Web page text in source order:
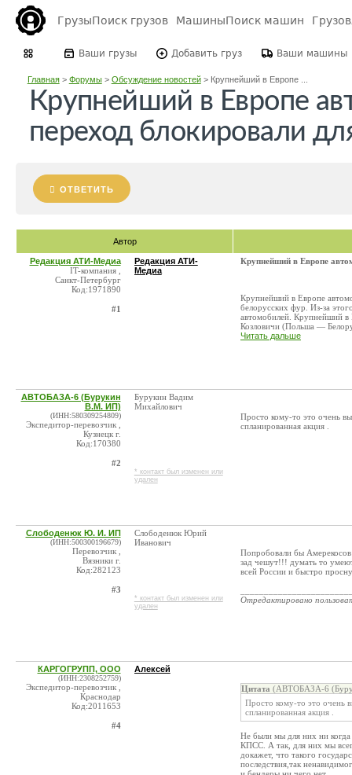
ГрузыПоиск грузов МашиныПоиск машин
Ваши грузы Добавить груз Ваши машины
Главная> Форумы> Обсуждение новостей> Крупнейший в Европе ...
Крупнейший в Европе
переход блокировали
ОТВЕТИТЬ
Автор
Редакция АТИ-Медиа
IT-компания ,
Санкт-Петербург
Код:1971890
#1
Редакция АТИ-
Медиа
Крупнейший в Европе
Крупнейший в Европе
белорусских фур. Из-за
автомобилей. Крупнейший
Козловичи (Польша —
Читать дальше
АВТОБАЗА-6 (Бурукин
В.М. ИП)
(ИНН:580309254809)
Экспедитор-перевозчик ,
Кузнецк г.
Код:170380
#2
Бурукин Вадим
Михайлович
* контакт был изменен или
удален
Просто кому-то это очень
спланированная акция .
Слободенюк Ю. И. ИП
(ИНН:500300196679)
Перевозчик ,
Вязники г.
Код:282123
#3
Слободенюк Юрий
Иванович
* контакт был изменен или
удален
Попробовали бы Амерекосов
зад чешут!!! думать то
всей России и быстро
Отредактировано
КАРГОГРУПП, ООО
(ИНН:2308252759)
Экспедитор-перевозчик ,
Краснодар
Код:2011653
#4
Алексей
Цитата (АВТОБАЗА-6
Просто кому-то это очень
спланированная акция .
Не были мы для них ни когда
КПСС. А так, для них мы
докажет, что такого
последствия,так